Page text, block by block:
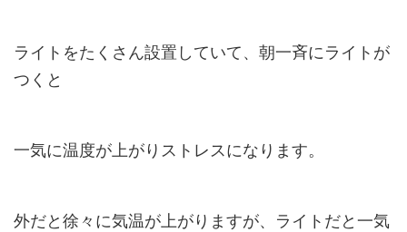
ライトをたくさん設置していて、朝一斉にライトが
つくと
一気に温度が上がりストレスになります。
外だと徐々に気温が上がりますが、ライトだと一気